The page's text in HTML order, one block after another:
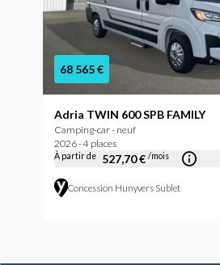
68 565 €
Adria TWIN 600 SPB FAMILY
Camping-car - neuf
2026 - 4 places
À partir de 527,70 € /mois
Concession Hunyvers Sublet